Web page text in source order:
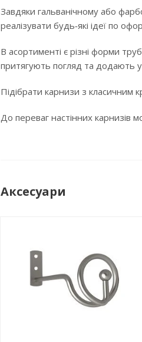
Завдяки гальванічному або
реалізувати будь-які ідеї по
В асортименті є різні форми
притягують погляд та додають
Підібрати карнизи з класичним
До переваг настінних карнизів
Аксесуари